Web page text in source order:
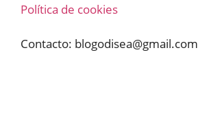
Política de cookies
Contacto: blogodisea@gmail.com